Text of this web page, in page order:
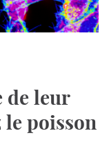
de leur
le poisson